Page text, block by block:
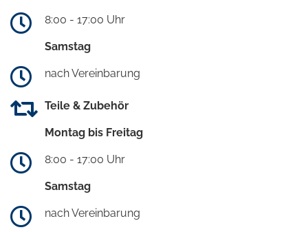
8:00 - 17:00 Uhr
Samstag
nach Vereinbarung
Teile & Zubehör
Montag bis Freitag
8:00 - 17:00 Uhr
Samstag
nach Vereinbarung